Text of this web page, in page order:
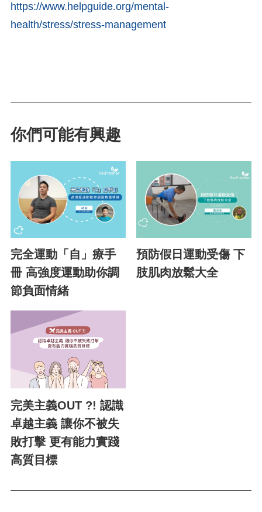
https://www.helpguide.org/mental-
health/stress/stress-management
你們可能有興趣
完全運動「自」療手
冊 高強度運動助你調
節負面情緒
預防假日運動受傷 下
肢肌肉放鬆大全
完美主義OUT ?! 認識
卓越主義 讓你不被失
敗打擊 更有能力實踐
高質目標